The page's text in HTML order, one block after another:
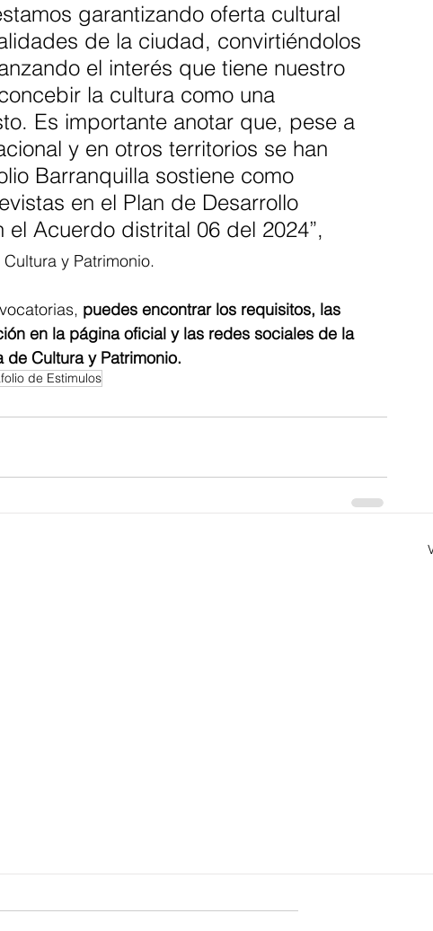
garantizando oferta cultural
de la ciudad, convirtiéndolos
el interés que tiene nuestro
la cultura como una
Es importante anotar que, pese a
y en otros territorios se han
Barranquilla sostiene como
en el Plan de Desarrollo
el Acuerdo distrital 06 del 2024”,
y Patrimonio.
puedes encontrar los requisitos, las
en la página oficial y las redes sociales de la
Cultura y Patrimonio.
de Estimulos